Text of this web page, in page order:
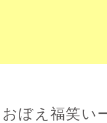
おぼえ福笑